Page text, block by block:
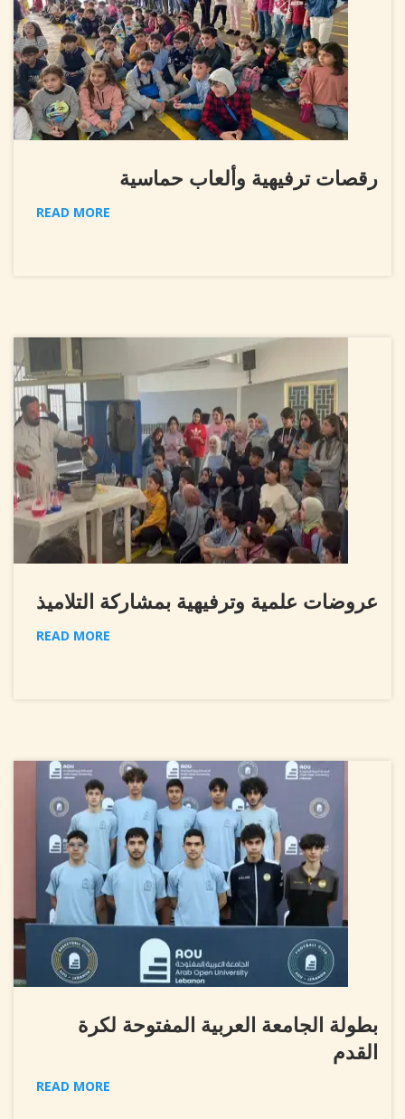
رقصات ترفيهية وألعاب حماسية
READ MORE
عروضات علمية وترفيهية بمشاركة التلاميذ
READ MORE
بطولة الجامعة العربية المفتوحة لكرة
القدم
READ MORE